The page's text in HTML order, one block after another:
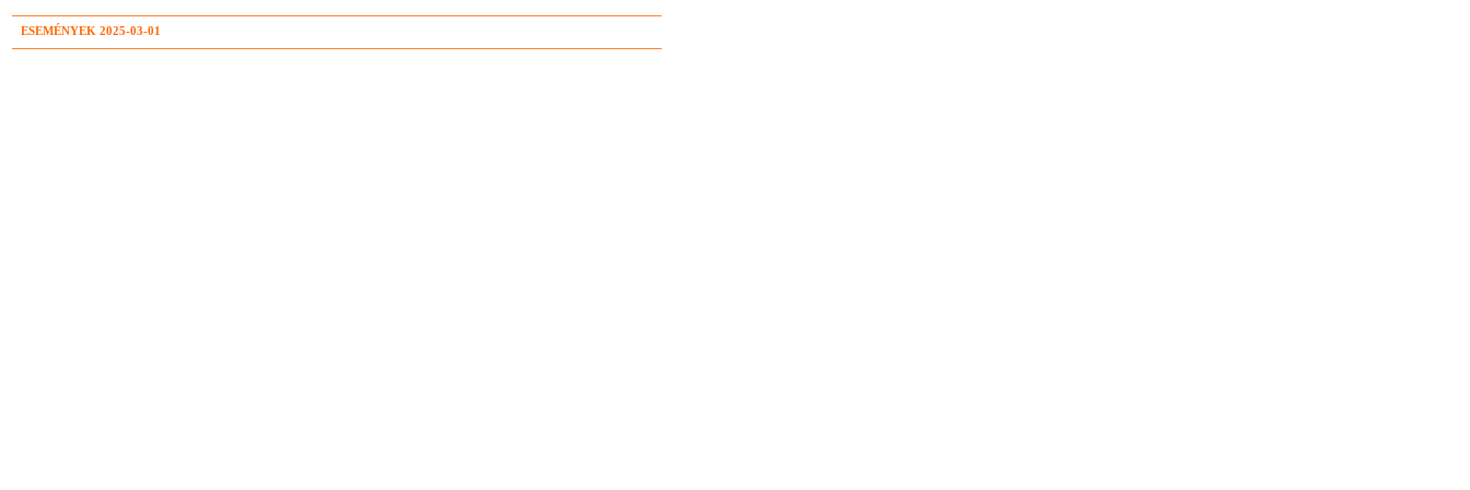
ESEMÉNYEK 2025-03-01